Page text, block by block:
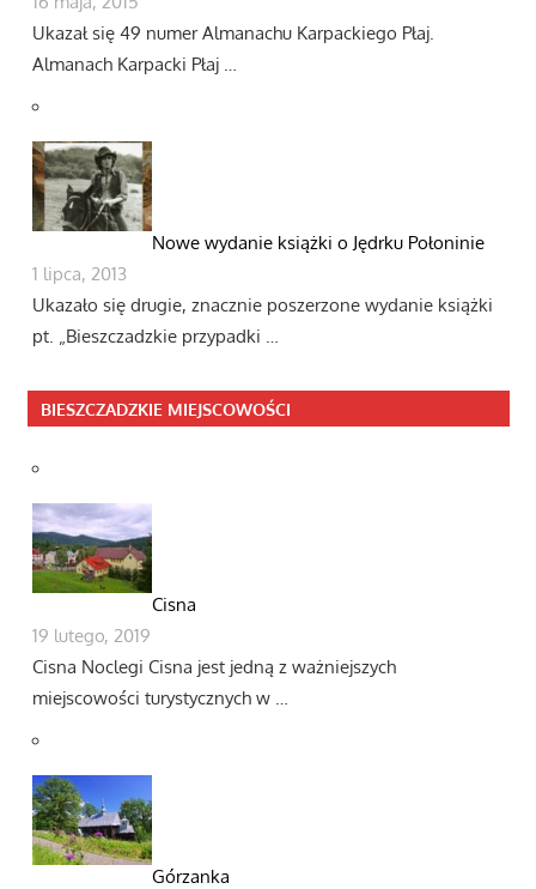
Ukazał się 49 numer Almanachu Karpackiego Płaj.
Almanach Karpacki Płaj …
Nowe wydanie książki o Jędrku Połoninie
1 lipca, 2013
Ukazało się drugie, znacznie poszerzone wydanie książki
pt. „Bieszczadzkie przypadki …
BIESZCZADZKIE MIEJSCOWOŚCI
Cisna
19 lutego, 2019
Cisna Noclegi Cisna jest jedną z ważniejszych
miejscowości turystycznych w …
Górzanka